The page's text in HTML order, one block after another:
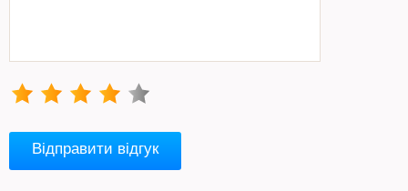
Відправити відгук